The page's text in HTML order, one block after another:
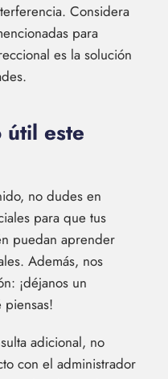
Considera
para
es la solución
útil este
no dudes en
para que tus
puedan aprender
Además, nos
¡déjanos un
piensas!
adicional, no
con el administrador